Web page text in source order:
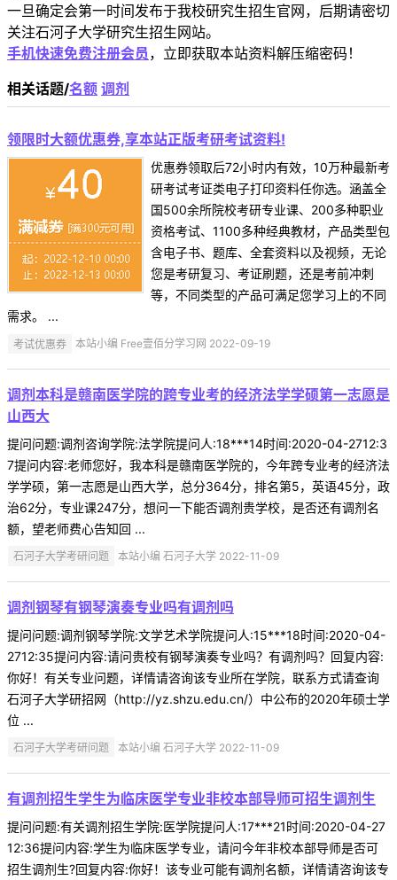
一旦确定会第一时间发布于我校研究生招生官网，后期请密切
关注石河子大学研究生招生网站。
手机快速免费注册会员 ，立即获取本站资料解压缩密码！
相关话题/名额 调剂
领限时大额优惠券,享本站正版考研考试资料!
优惠券领取后72小时内有效，10万种最新考
研考试考证类电子打印资料任你选。涵盖全
国500余所院校考研专业课、200多种职业
资格考试、1100多种经典教材，产品类型包
含电子书、题库、全套资料以及视频，无论
您是考研复习、考证刷题，还是考前冲刺
等，不同类型的产品可满足您学习上的不同
需求。 ...
考试优惠券 本站小编 Free壹佰分学习网 2022-09-19
调剂本科是赣南医学院的跨专业考的经济法学学硕第一志愿是
山西大
提问问题:调剂咨询学院:法学院提问人:18***14时间:2020-04-2712:3
7提问内容:老师您好，我本科是赣南医学院的，今年跨专业考的经济法
学学硕，第一志愿是山西大学，总分364分，排名第5，英语45分，政
治62分，专业课247分，想问一下能否调剂贵学校，是否还有调剂名
额，望老师费心告知回 ...
石河子大学考研问题 本站小编 石河子大学 2022-11-09
调剂钢琴有钢琴演奏专业吗有调剂吗
提问问题:调剂钢琴学院:文学艺术学院提问人:15***18时间:2020-04-
2712:35提问内容:请问贵校有钢琴演奏专业吗？有调剂吗？回复内容:
你好！有关专业问题，详情请咨询该专业所在学院，联系方式请查询
石河子大学研招网（http://yz.shzu.edu.cn/）中公布的2020年硕士学
位 ...
石河子大学考研问题 本站小编 石河子大学 2022-11-09
有调剂招生学生为临床医学专业非校本部导师可招生调剂生
提问问题:有关调剂招生学院:医学院提问人:17***21时间:2020-04-27
12:36提问内容:学生为临床医学专业，请问今年非校本部导师是否可
招生调剂生?回复内容:你好！该专业可能有调剂名额，详情请咨询该专